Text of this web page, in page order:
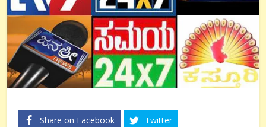
Share on Facebook Twitter